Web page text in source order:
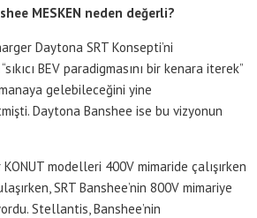
MESKEN neden değerli?
Daytona SRT Konsepti’ni
BEV paradigmasını bir kenara iterek”
gelebileceğini yine
Daytona Banshee ise bu vizyonun
modelleri 400V mimaride çalışırken
SRT Banshee’nin 800V mimariye
Stellantis, Banshee’nin